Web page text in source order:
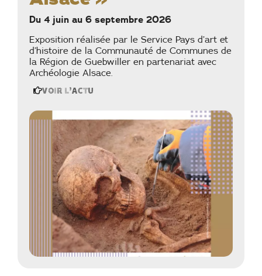
Du 4 juin au 6 septembre 2026
Exposition réalisée par le Service Pays d’art et
d’histoire de la Communauté de Communes de
la Région de Guebwiller en partenariat avec
Archéologie Alsace.
Voir l'actu